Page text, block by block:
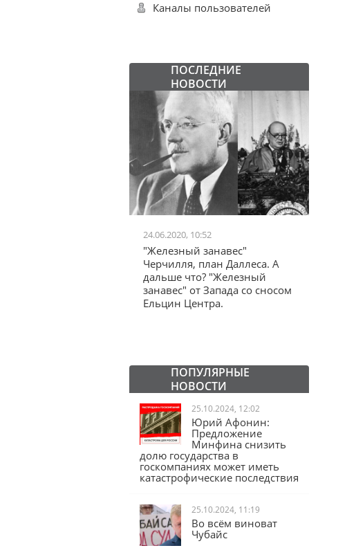
Каналы пользователей
ПОСЛЕДНИЕ
НОВОСТИ
24.06.2020, 10:52
"Железный занавес"
Черчилля, план Даллеса. А
дальше что? "Железный
занавес" от Запада со сносом
Ельцин Центра.
ПОПУЛЯРНЫЕ
НОВОСТИ
25.10.2024, 12:02
Юрий Афонин:
Предложение
Минфина снизить
долю государства в
госкомпаниях может иметь
катастрофические последствия
25.10.2024, 11:19
Во всём виноват
Чубайс